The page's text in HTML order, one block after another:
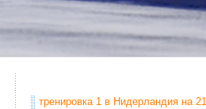
тренировка 1 в Нидерландия на